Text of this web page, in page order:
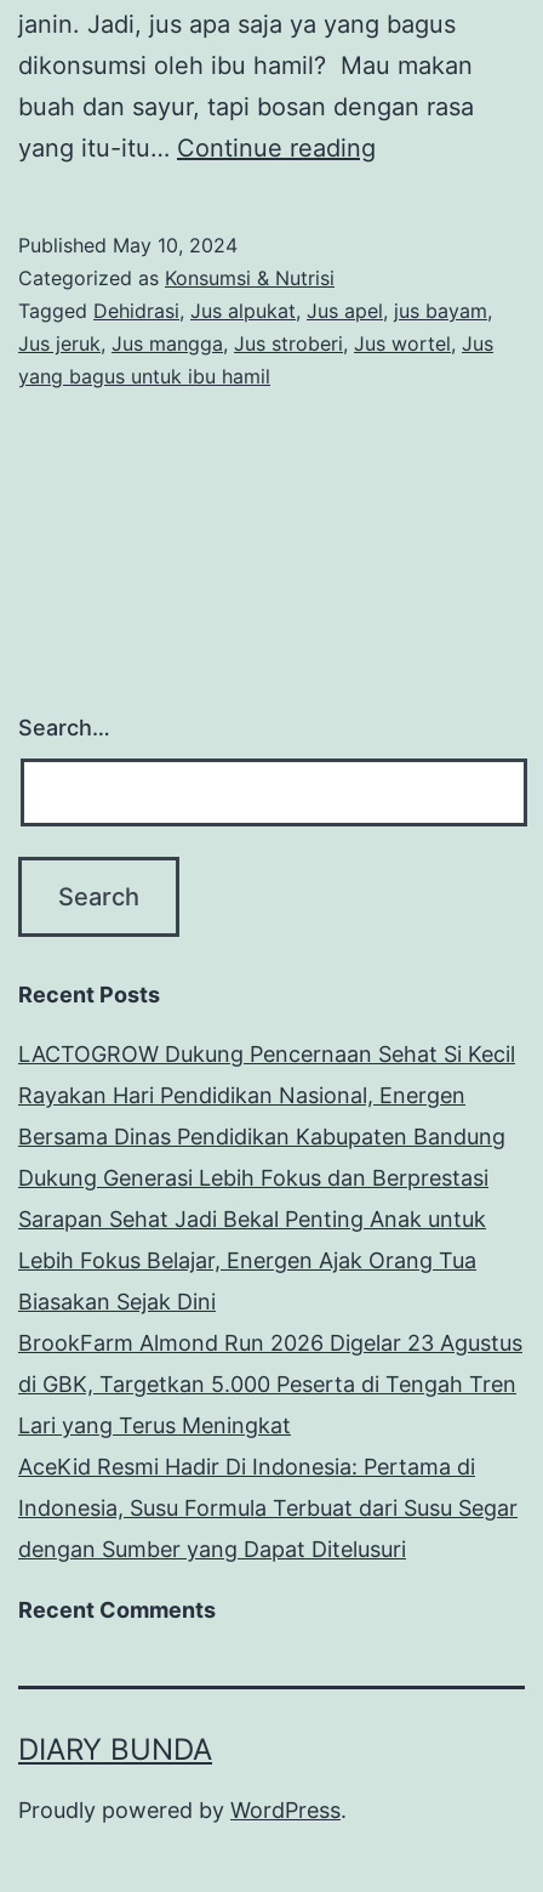
janin. Jadi, jus apa saja ya yang bagus
dikonsumsi oleh ibu hamil? Mau makan
buah dan sayur, tapi bosan dengan rasa
yang itu-itu… Continue reading
Bagus
untuk
Published May 10, 2024
Categorized as Konsumsi & Nutrisi
Tagged Dehidrasi, Jus alpukat, Jus apel, jus bayam,
Jus jeruk, Jus mangga, Jus stroberi, Jus wortel, Jus
yang bagus untuk ibu hamil
Search…
Recent Posts
LACTOGROW Dukung Pencernaan Sehat Si Kecil
Rayakan Hari Pendidikan Nasional, Energen
Bersama Dinas Pendidikan Kabupaten Bandung
Dukung Generasi Lebih Fokus dan Berprestasi
Sarapan Sehat Jadi Bekal Penting Anak untuk
Lebih Fokus Belajar, Energen Ajak Orang Tua
Biasakan Sejak Dini
BrookFarm Almond Run 2026 Digelar 23 Agustus
di GBK, Targetkan 5.000 Peserta di Tengah Tren
Lari yang Terus Meningkat
AceKid Resmi Hadir Di Indonesia: Pertama di
Indonesia, Susu Formula Terbuat dari Susu Segar
dengan Sumber yang Dapat Ditelusuri
Recent Comments
DIARY BUNDA
Proudly powered by WordPress.